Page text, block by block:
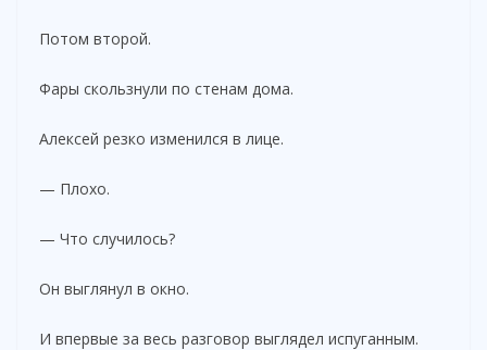
Потом второй.
Фары скользнули по стенам дома.
Алексей резко изменился в лице.
— Плохо.
— Что случилось?
Он выглянул в окно.
И впервые за весь разговор выглядел испуганным.